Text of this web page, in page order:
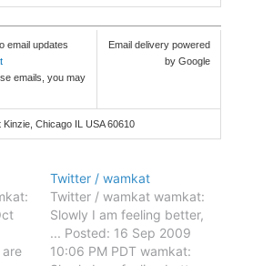
email updates
emails, you may
Email delivery powered
by Google
Chicago IL USA 60610
are
Twitter / wamkat
Twitter / wamkat wamkat:
Slowly I am feeling better,
... Posted: 16 Sep 2009
10:06 PM PDT wamkat: